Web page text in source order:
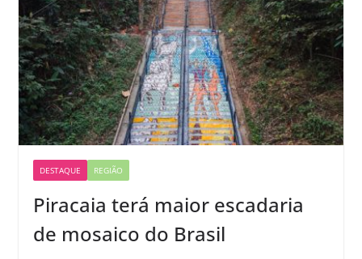
DESTAQUE REGIÃO
Piracaia terá maior escadaria
de mosaico do Brasil